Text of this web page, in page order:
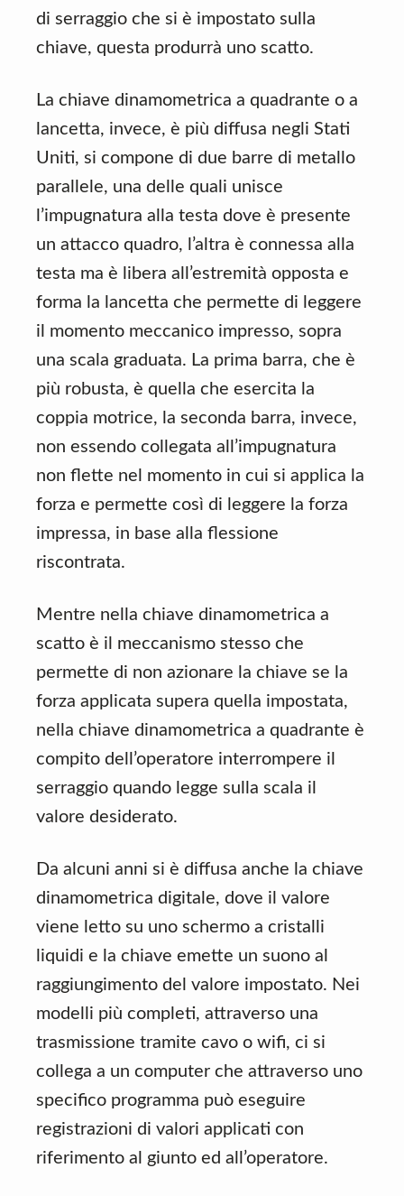
di serraggio che si è impostato sulla
chiave, questa produrrà uno scatto.
La chiave dinamometrica a quadrante o a
lancetta, invece, è più diffusa negli Stati
Uniti, si compone di due barre di metallo
parallele, una delle quali unisce
l’impugnatura alla testa dove è presente
un attacco quadro, l’altra è connessa alla
testa ma è libera all’estremità opposta e
forma la lancetta che permette di leggere
il momento meccanico impresso, sopra
una scala graduata. La prima barra, che è
più robusta, è quella che esercita la
coppia motrice, la seconda barra, invece,
non essendo collegata all’impugnatura
non flette nel momento in cui si applica la
forza e permette così di leggere la forza
impressa, in base alla flessione
riscontrata.
Mentre nella chiave dinamometrica a
scatto è il meccanismo stesso che
permette di non azionare la chiave se la
forza applicata supera quella impostata,
nella chiave dinamometrica a quadrante è
compito dell’operatore interrompere il
serraggio quando legge sulla scala il
valore desiderato.
Da alcuni anni si è diffusa anche la chiave
dinamometrica digitale, dove il valore
viene letto su uno schermo a cristalli
liquidi e la chiave emette un suono al
raggiungimento del valore impostato. Nei
modelli più completi, attraverso una
trasmissione tramite cavo o wifi, ci si
collega a un computer che attraverso uno
specifico programma può eseguire
registrazioni di valori applicati con
riferimento al giunto ed all’operatore.